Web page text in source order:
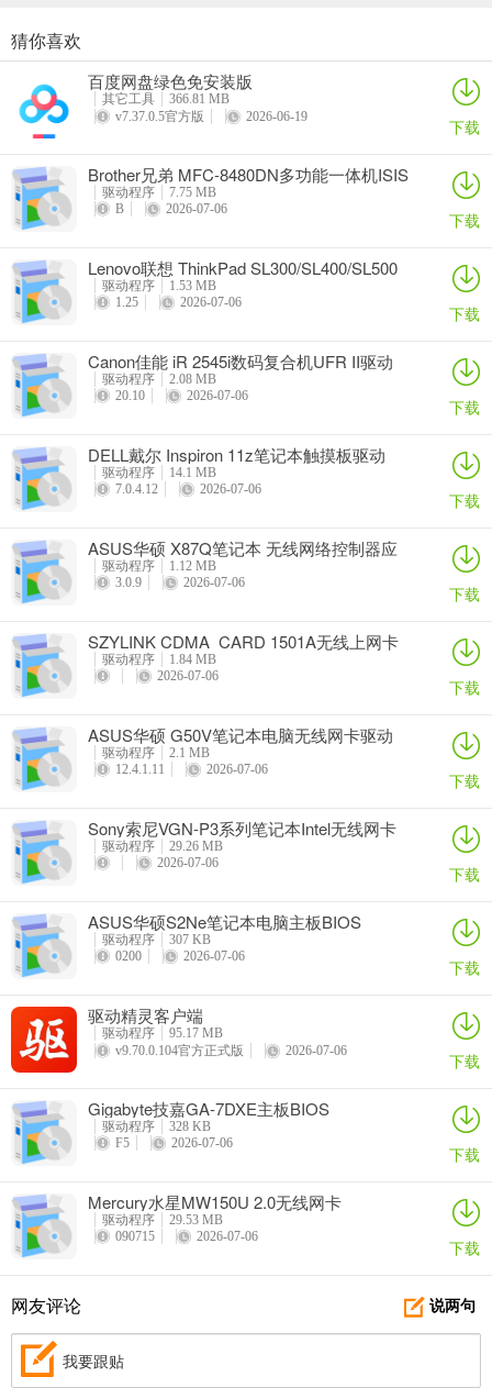
奥睿科PAS3062-2E/PAS3062-2S/PAS3064-2S2E系列扩展卡驱动
详情
Canon佳能 PowerShot A310 WIA驱动
详情
AMD Mobility Radeon HD 2000/HD 3000/HD 4000/HD 5000系列移动显卡催化剂驱动
映泰Hi-Fi H77S 5.x主板BIOS
猜你喜欢
百度网盘绿色免安装版
其它工具
366.81 MB
v7.37.0.5官方版
2026-06-19 下载
Brother兄弟 MFC-8480DN多功能一体机ISIS
驱动
驱动程序
7.75 MB
B
2026-07-06 下载
Lenovo联想 ThinkPad SL300/SL400/SL500
笔记本BIOS
驱动程序
1.53 MB
1.25
2026-07-06 下载
Canon佳能 iR 2545i数码复合机UFR II驱动
驱动程序
2.08 MB
20.10
2026-07-06 下载
DELL戴尔 Inspiron 11z笔记本触摸板驱动
驱动程序
14.1 MB
7.0.4.12
2026-07-06 下载
ASUS华硕 X87Q笔记本 无线网络控制器应
用程序
驱动程序
1.12 MB
3.0.9
2026-07-06 下载
SZYLINK CDMA_CARD 1501A无线上网卡
驱动程序
1.84 MB
2026-07-06
下载
ASUS华硕 G50V笔记本电脑无线网卡驱动
驱动程序
2.1 MB
12.4.1.11
2026-07-06 下载
Sony索尼VGN-P3系列笔记本Intel无线网卡
驱动
驱动程序
29.26 MB
2026-07-06
下载
ASUS华硕S2Ne笔记本电脑主板BIOS
驱动程序
307 KB
0200
2026-07-06 下载
驱动精灵客户端
驱动程序
95.17 MB
v9.70.0.104官方正式版
2026-07-06 下载
Gigabyte技嘉GA-7DXE主板BIOS
驱动程序
328 KB
F5
2026-07-06 下载
Mercury水星MW150U 2.0无线网卡
驱动程序
29.53 MB
090715
2026-07-06 下载
说两句
网友评论
我要跟贴